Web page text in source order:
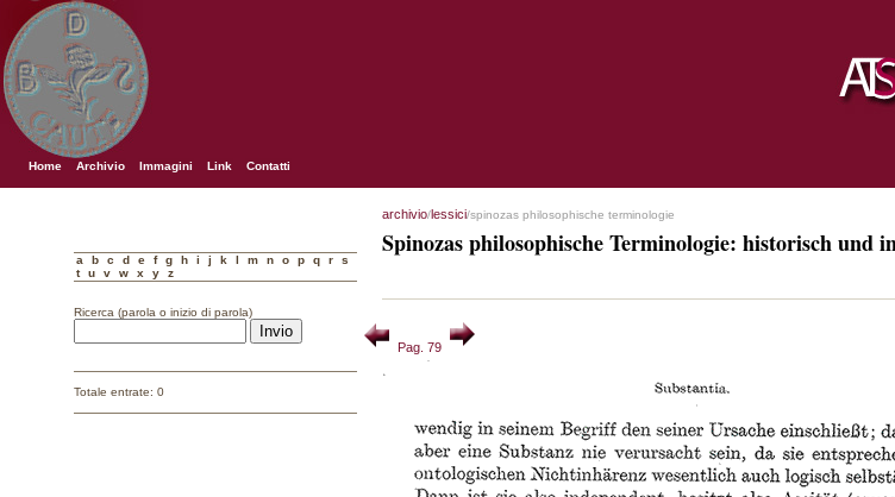
Home Archivio Immagini Link Contatti
a b c d e f g h i j k l m n o p q r
s
t
u v w x y z
Ricerca (parola o inizio di parola)
Totale entrate: 0
archivio/lessici/spinozas philosophische terminologie
Spinozas philosophische Terminologie: historisch und
Pag. 79